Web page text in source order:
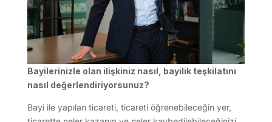
Bayilerinizle olan ilişkiniz nasıl, bayilik teşkilatını
nasıl değerlendiriyorsunuz?
Bayi ile yapılan ticareti, ticareti öğrenebileceğin yer,